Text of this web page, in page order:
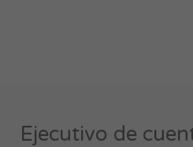
Ejecutivo de